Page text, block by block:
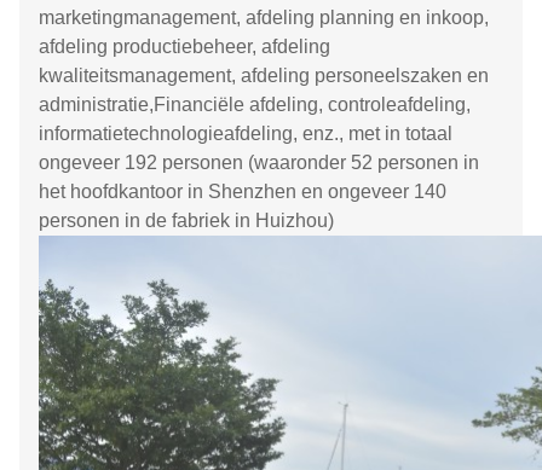
marketingmanagement, afdeling planning en inkoop,
afdeling productiebeheer, afdeling
kwaliteitsmanagement, afdeling personeelszaken en
administratie,Financiële afdeling, controleafdeling,
informatietechnologieafdeling, enz., met in totaal
ongeveer 192 personen (waaronder 52 personen in
het hoofdkantoor in Shenzhen en ongeveer 140
personen in de fabriek in Huizhou)